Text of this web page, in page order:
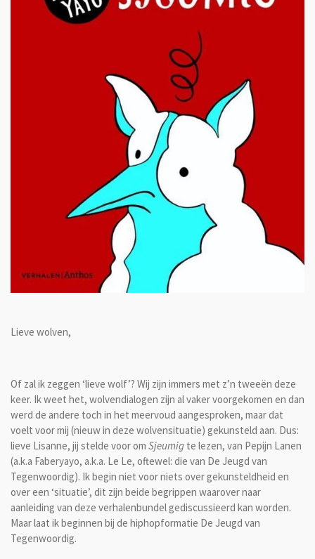
Lieve wolven,
Of zal ik zeggen ‘lieve wolf’? Wij zijn immers met z’n tweeën deze
keer. Ik weet het, wolvendialogen zijn al vaker voorgekomen en dan
werd de andere toch in het meervoud aangesproken, maar dat
voelt voor mij (nieuw in deze wolvensituatie) gekunsteld aan. Dus:
lieve Lisanne, jij stelde voor om Sjeumig te lezen, van Pepijn Lanen
(a.k.a Faberyayo, a.k.a. Le Le, oftewel: die van De Jeugd van
Tegenwoordig). Ik begin niet voor niets over gekunsteldheid en
over een ‘situatie’, dit zijn beide begrippen waarover naar
aanleiding van deze verhalenbundel gediscussieerd kan worden.
Maar laat ik beginnen bij de hiphopformatie De Jeugd van
Tegenwoordig.